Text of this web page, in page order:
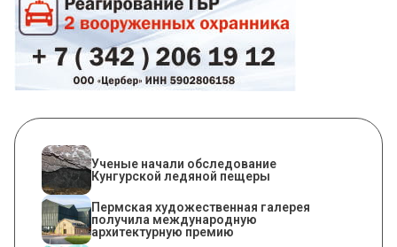
Ученые начали обследование
Кунгурской ледяной пещеры
Пермская художественная галерея
получила международную
архитектурную премию